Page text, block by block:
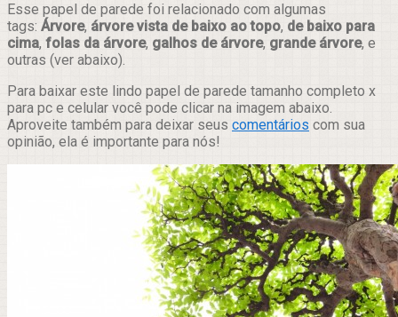
Esse papel de parede foi relacionado com algumas
tags: Árvore, árvore vista de baixo ao topo, de baixo para
cima, folas da árvore, galhos de árvore, grande árvore, e
outras (ver abaixo).
Para baixar este lindo papel de parede tamanho completo x
para pc e celular você pode clicar na imagem abaixo.
Aproveite também para deixar seus comentários com sua
opinião, ela é importante para nós!